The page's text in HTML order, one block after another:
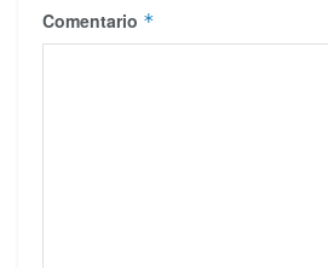
Comentario *